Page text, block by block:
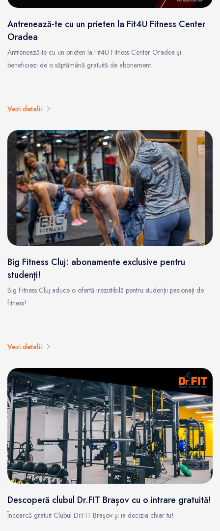
Antrenează-te cu un prieten la Fit4U Fitness Center
Oradea
Antrenează-te cu un prieten la Fit4U Fitness Center Oradea și
beneficiezi de o săptămână gratuită de abonament.
Vezi detalii
Big Fitness Cluj: abonamente exclusive pentru
studenți!
Big Fitness Cluj aduce o ofertă irezistibilă pentru studenții pasionați de
fitness!
Vezi detalii
Descoperă clubul Dr.FIT Brașov cu o intrare gratuită!
Încearcă gratuit Clubul Dr.FIT Brașov și ia decizia chiar tu!